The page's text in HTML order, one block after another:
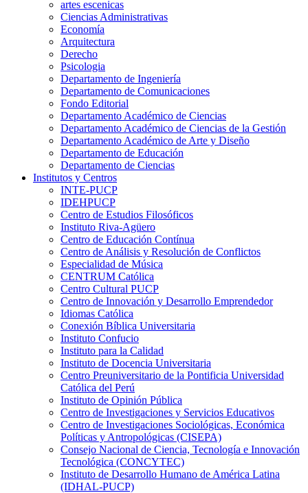
artes escenicas
Ciencias Administrativas
Economía
Arquitectura
Derecho
Psicologia
Departamento de Ingeniería
Departamento de Comunicaciones
Fondo Editorial
Departamento Académico de Ciencias
Departamento Académico de Ciencias de la Gestión
Departamento Académico de Arte y Diseño
Departamento de Educación
Departamento de Ciencias
Institutos y Centros
INTE-PUCP
IDEHPUCP
Centro de Estudios Filosóficos
Instituto Riva-Agüero
Centro de Educación Contínua
Centro de Análisis y Resolución de Conflictos
Especialidad de Música
CENTRUM Católica
Centro Cultural PUCP
Centro de Innovación y Desarrollo Emprendedor
Idiomas Católica
Conexión Bíblica Universitaria
Instituto Confucio
Instituto para la Calidad
Instituto de Docencia Universitaria
Centro Preuniversitario de la Pontificia Universidad
Católica del Perú
Instituto de Opinión Pública
Centro de Investigaciones y Servicios Educativos
Centro de Investigaciones Sociológicas, Económica
Políticas y Antropológicas (CISEPA)
Consejo Nacional de Ciencia, Tecnología e Innovación
Tecnológica (CONCYTEC)
Instituto de Desarrollo Humano de América Latina
(IDHAL-PUCP)